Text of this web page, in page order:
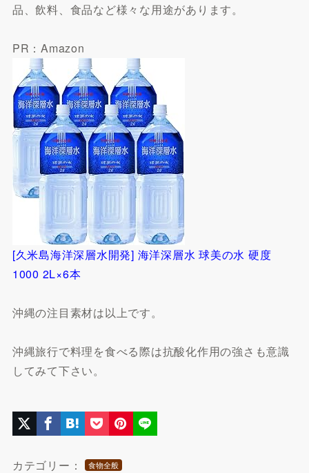
品、飲料、食品など様々な用途があります。
PR：Amazon
[久米島海洋深層水開発] 海洋深層水 球美の水 硬度
1000 2L×6本
沖縄の注目素材は以上です。
沖縄旅行で料理を食べる際は抗酸化作用の強さも意識
してみて下さい。
カテゴリー： 食物全般